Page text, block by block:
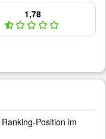
1,78
Position im